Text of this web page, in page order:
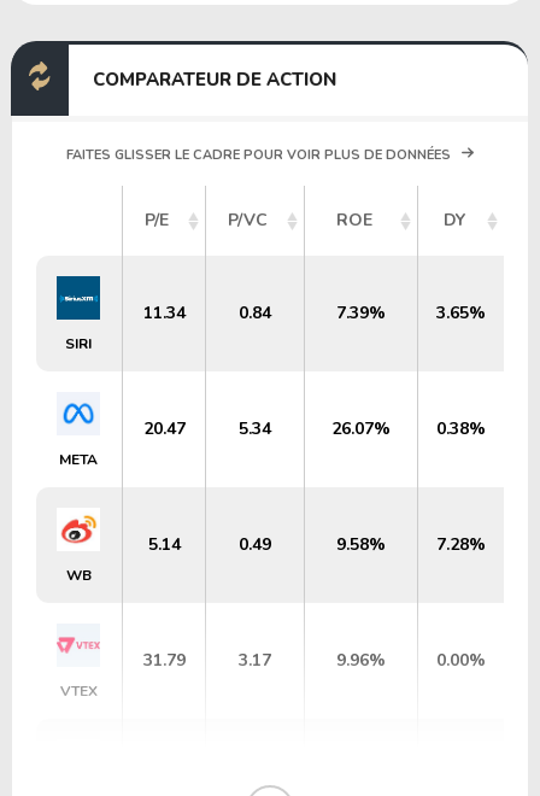
COMPARATEUR DE ACTION
FAITES GLISSER LE CADRE POUR VOIR PLUS DE DONNÉES
P/E P/VC ROE DY
SIRI
11.34 0.84 7.39% 3.65%
META
20.47 5.34 26.07% 0.38%
WB
5.14 0.49 9.58% 7.28%
VTEX
31.79 3.17 9.96% 0.00%